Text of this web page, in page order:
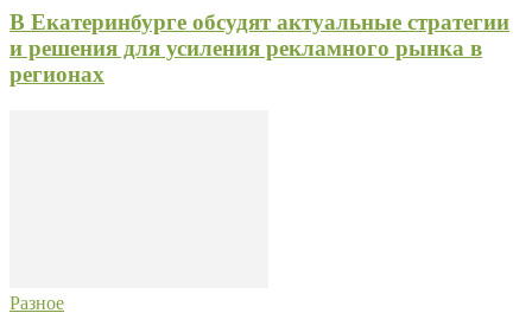
В Екатеринбурге обсудят актуальные стратегии
и решения для усиления рекламного рынка в
регионах
Разное